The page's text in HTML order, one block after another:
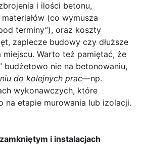
i ilości betonu,
(co wymusza
terminy”), oraz koszty
zaplecze budowy czy dłuższe
miejscu. Warto też pamiętać, że
budżetowo nie na betonowaniu,
do kolejnych prac—np.
wykonawczych, które
na etapie murowania lub izolacji.
i instalacjach